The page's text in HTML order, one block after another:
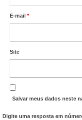
E-mail *
Site
Salvar meus dados neste
Digite uma resposta em